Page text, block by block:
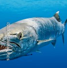
iStock-Global_Pics